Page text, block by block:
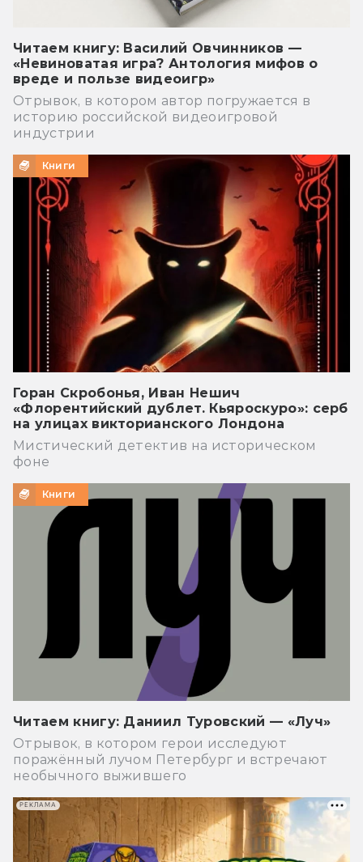
Читаем книгу: Василий Овчинников —
«Невиноватая игра? Антология мифов о
вреде и пользе видеоигр»
Отрывок, в котором автор погружается в
историю российской видеоигровой
индустрии
Книги
Горан Скробонья, Иван Нешич
«Флорентийский дублет. Кьяроскуро»: серб
на улицах викторианского Лондона
Мистический детектив на историческом
фоне
Книги
Читаем книгу: Даниил Туровский — «Луч»
Отрывок, в котором герои исследуют
поражённый лучом Петербург и встречают
необычного выжившего
РЕКЛАМА